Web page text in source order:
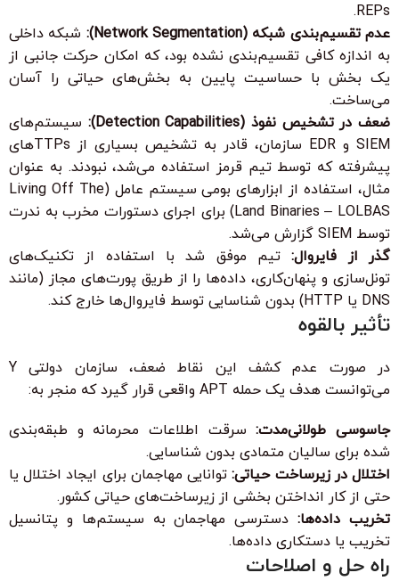
REPs.
عدم تقسیم‌بندی شبکه (Network Segmentation):
شبکه داخلی
به اندازه کافی تقسیم‌بندی نشده بود، که امکان حرکت جانبی از
یک بخش با حساسیت پایین به بخش‌های حیاتی را آسان
می‌ساخت.
ضعف در تشخیص نفوذ (Detection Capabilities):
سیستم‌های
SIEM و EDR سازمان، قادر به تشخیص بسیاری از TTPsهای
پیشرفته که توسط تیم قرمز استفاده می‌شد، نبودند. به عنوان
مثال، استفاده از ابزارهای بومی سیستم عامل (Living Off The
Land Binaries – LOLBAS) برای اجرای دستورات مخرب به ندرت
توسط SIEM گزارش می‌شد.
گذر از فایروال:تیم موفق شد با استفاده از تکنیک‌های
تونل‌سازی و پنهان‌کاری، داده‌ها را از طریق پورت‌های مجاز (مانند
DNS یا HTTP) بدون شناسایی توسط فایروال‌ها خارج کند.
تأثیر بالقوه
در صورت عدم کشف این نقاط ضعف، سازمان دولتی Y
می‌توانست هدف یک حمله APT واقعی قرار گیرد که منجر به:
جاسوسی طولانی‌مدت:سرقت اطلاعات محرمانه و طبقه‌بندی
شده برای سالیان متمادی بدون شناسایی.
اختلال در زیرساخت حیاتی:توانایی مهاجمان برای ایجاد اختلال یا
حتی از کار انداختن بخشی از زیرساخت‌های حیاتی کشور.
تخریب داده‌ها:دسترسی مهاجمان به سیستم‌ها و پتانسیل
تخریب یا دستکاری داده‌ها.
راه حل و اصلاحات